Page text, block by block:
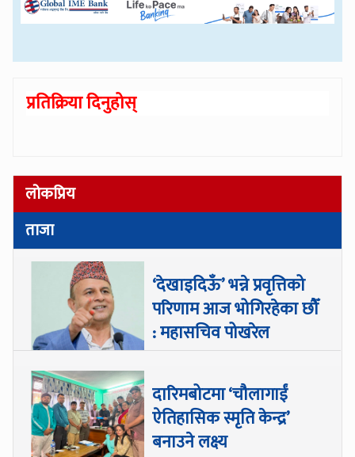
प्रतिक्रिया दिनुहोस्
लोकप्रिय
ताजा
‘देखाइदिऊँ’ भन्ने प्रवृत्तिको
परिणाम आज भोगिरहेका छौँ
: महासचिव पोखरेल
दारिमबोटमा ‘चौलागाईं
ऐतिहासिक स्मृति केन्द्र’
बनाउने लक्ष्य